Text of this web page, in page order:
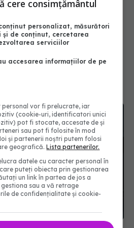
diagnosticul care i-a
la sân. Am intrat în
de lei pentru sănătate într-
cere consimțământul
personalizat, măsurători
de conținut, cercetarea
serviciilor
accesarea informațiilor de pe
vor fi prelucrate, iar
(cookie-uri, identificatori unici
pot fi stocate, accesate de și
sau pot fi folosite în mod
și partenerii noștri putem folosi
geografică.Lista partenerilor.
datele cu caracter personal în
puteți obiecta prin gestionarea
un link în partea de jos a
sau a vă retrage
de confidențialitate și cookie-